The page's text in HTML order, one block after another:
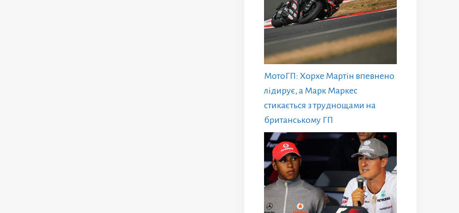
МотоГП: Хорхе Мартін впевнено
лідирує, а Марк Маркес
стикається з труднощами на
британському ГП